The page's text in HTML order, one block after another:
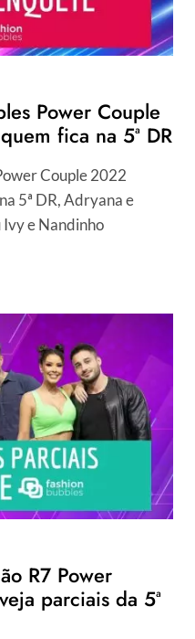
Power Couple
fica na 5ª DR
Couple 2022
5ª DR, Adryana e
e Nandinho
R7 Power
parciais da 5ª